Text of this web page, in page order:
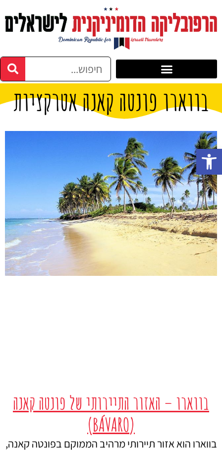
בווארו פונטה קאנה אטרקציות
בווארו – האזור התיירותי של פונטה קאנה
(BÁVARO)
בווארו הוא אזור תיירותי מרהיב הממוקם בפונטה קאנה,
פתח סרגל נגישות